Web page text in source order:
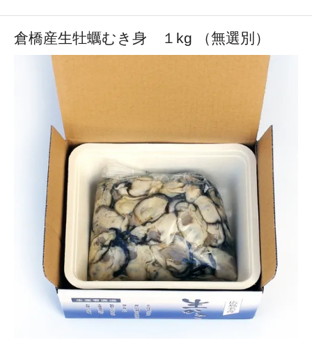
倉橋産生牡蠣むき身 １kg （無選別）